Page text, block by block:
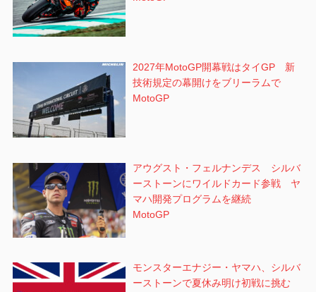
2027年MotoGP開幕戦はタイGP 新
技術規定の幕開けをブリーラムで
MotoGP
アウグスト・フェルナンデス シルバ
ーストーンにワイルドカード参戦 ヤ
マハ開発プログラムを継続
MotoGP
モンスターエナジー・ヤマハ、シルバ
ーストーンで夏休み明け初戦に挑む